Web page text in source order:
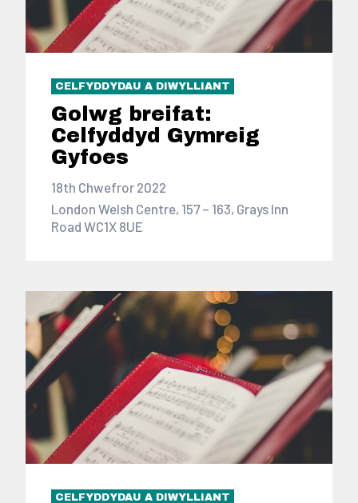
CELFYDDYDAU A DIWYLLIANT
Golwg breifat:
Celfyddyd Gymreig
Gyfoes
18th Chwefror 2022
London Welsh Centre, 157 – 163, Grays Inn
Road WC1X 8UE
CELFYDDYDAU A DIWYLLIANT